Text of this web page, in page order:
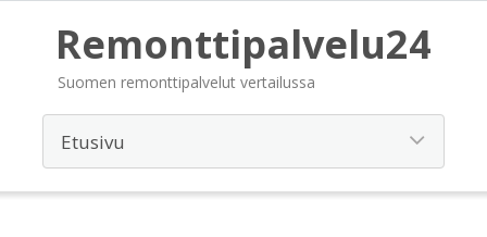
Remonttipalvelu24
Suomen remonttipalvelut vertailussa